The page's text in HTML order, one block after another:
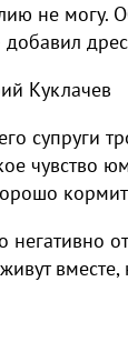
не могу.
Куклачев
супруги
чувство
негативно